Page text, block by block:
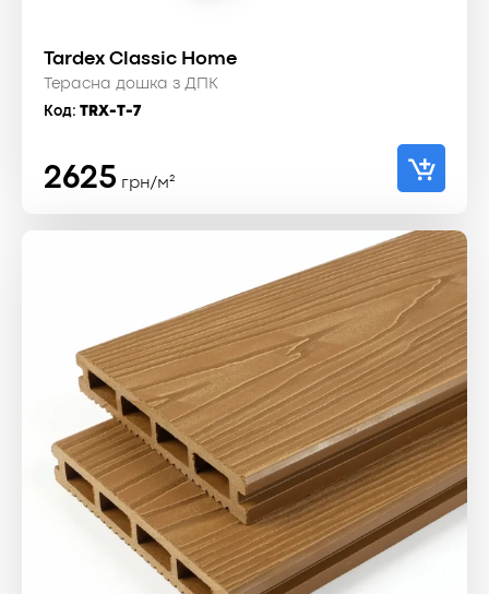
Tardex Classic Home
Терасна дошка з ДПК
Код: TRX-T-7
2625 грн/м²